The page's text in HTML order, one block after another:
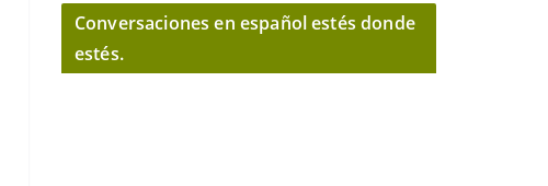
Conversaciones en español estés donde
estés.